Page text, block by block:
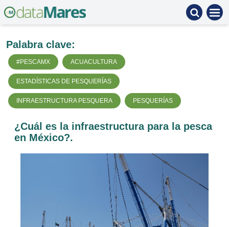
Palabra clave:
#PESCAMX ACUACULTURA
ESTADÍSTICAS DE PESQUERÍAS
INFRAESTRUCTURA PESQUERA PESQUERÍAS
¿Cuál es la infraestructura para la pesca
en México?.